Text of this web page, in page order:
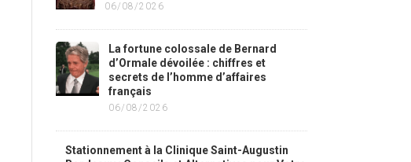
06/08/2026
La fortune colossale de Bernard
d’Ormale dévoilée : chiffres et
secrets de l’homme d’affaires
français
06/08/2026
Stationnement à la Clinique Saint-Augustin